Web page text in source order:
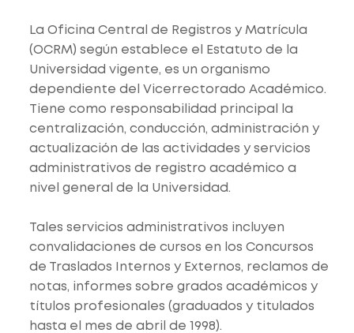
La Oficina Central de Registros y Matrícula
(OCRM) según establece el Estatuto de la
Universidad vigente, es un organismo
dependiente del Vicerrectorado Académico.
Tiene como responsabilidad principal la
centralización, conducción, administración y
actualización de las actividades y servicios
administrativos de registro académico a
nivel general de la Universidad.
Tales servicios administrativos incluyen
convalidaciones de cursos en los Concursos
de Traslados Internos y Externos, reclamos de
notas, informes sobre grados académicos y
títulos profesionales (graduados y titulados
hasta el mes de abril de 1998).